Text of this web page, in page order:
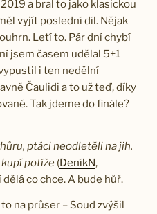
a bral to jako klasickou
vyjít poslední díl. Nějak
Letí to. Pár dní chybí
jsem časem udělal 5+1
i ten nedělní
Čaulidi a to už teď, díky
Tak jdeme do finále?
ptáci neodletěli na jih.
kupí potíže (DeníkN,
co chce. A bude hůř.
na průser – Soud zvýšil